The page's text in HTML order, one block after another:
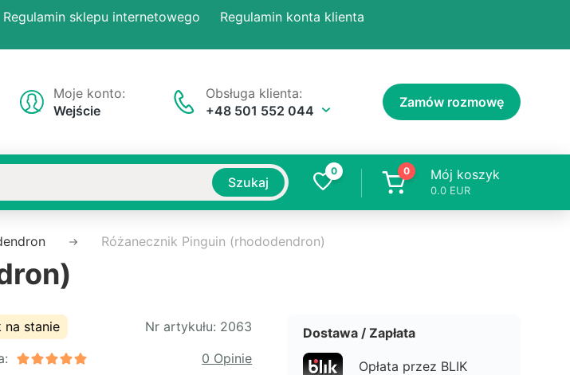
Regulamin sklepu internetowego
Regulamin konta klienta
Obsługa klienta:
+48 501 552 044
Moje konto:
Wejście
Zamów rozmowę
Szukaj
0 0 Mój koszyk
0.0 EUR
Różanecznik Pinguin (rhododendron)
na stanie Nr artykułu: 2063
0 Opinie
Dostawa / Zapłata
Opłata przez BLIK